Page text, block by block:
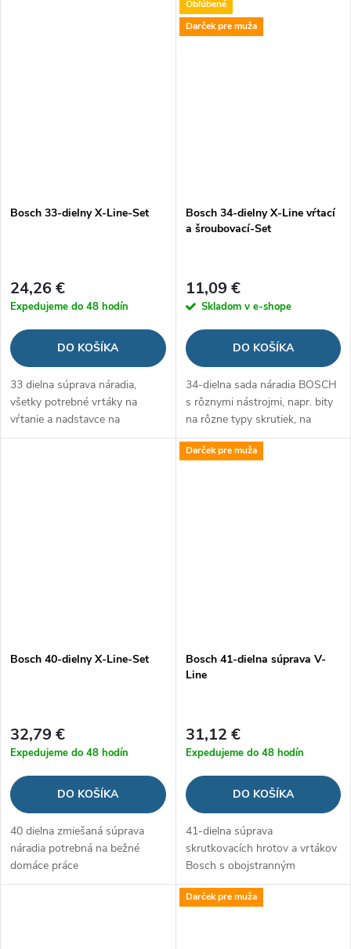
Bosch 33-dielny X-Line-Set
24,26 €
Expedujeme do 48 hodín
DO KOŠÍKA
33 dielna súprava náradia,
všetky potrebné vrtáky na
vŕtanie a nadstavce na
skrutkovanie. Vždy po ruke pre
Obľúbené
Darček pre muža
Bosch 34-dielny X-Line vŕtací
a šroubovací-Set
11,09 €
Skladom v e-shope
DO KOŠÍKA
34-dielna sada náradia BOSCH
s rôznymi nástrojmi, napr. bity
na rôzne typy skrutiek, na
bežné každodenné použitie
Bosch 40-dielny X-Line-Set
32,79 €
Expedujeme do 48 hodín
DO KOŠÍKA
40 dielna zmiešaná súprava
náradia potrebná na bežné
domáce práce
Darček pre muža
Bosch 41-dielna súprava V-
Line
31,12 €
Expedujeme do 48 hodín
DO KOŠÍKA
41-dielna súprava
skrutkovacích hrotov a vrtákov
Bosch s obojstranným
skrutkovačom V-Line
Darček pre muža